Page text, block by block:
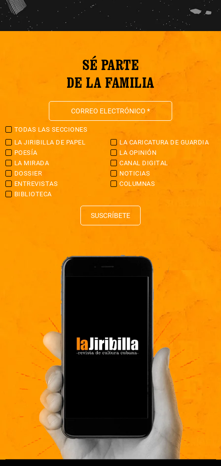
SÉ PARTE
DE LA FAMILIA
TODAS LAS SECCIONES
LA JIRIBILLA DE PAPEL
LA CARICATURA DE GUARDIA
POESÍA
LA OPINIÓN
LA MIRADA
CANAL DIGITAL
DOSSIER
NOTICIAS
ENTREVISTAS
COLUMNAS
BIBLIOTECA
SUSCRÍBETE